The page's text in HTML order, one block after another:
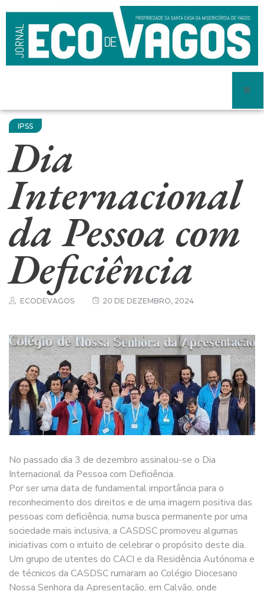
IPSS
Dia
Internacional
da Pessoa com
Deficiência
ECODEVAGOS 20 DE DEZEMBRO, 2024
No passado dia 3 de dezembro assinalou-se o Dia
Internacional da Pessoa com Deficiência.
Por ser uma data de fundamental importância para o
reconhecimento dos direitos e de uma imagem positiva das
pessoas com deficiência, numa busca permanente por uma
sociedade mais inclusiva, a CASDSC promoveu algumas
iniciativas com o intuito de celebrar o propósito deste dia.
Um grupo de utentes do CACI e da Residência Autónoma e
de técnicos da CASDSC rumaram ao Colégio Diocesano
Nossa Senhora da Apresentação, em Calvão, onde